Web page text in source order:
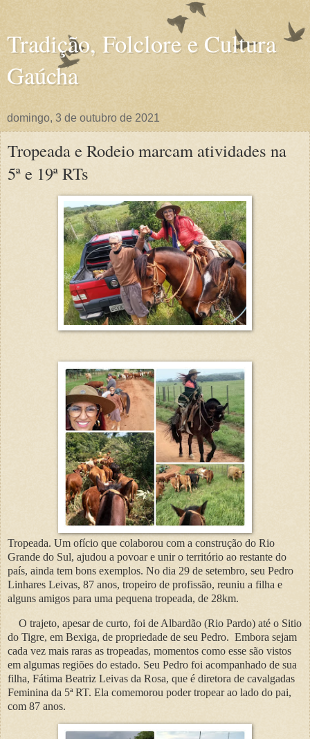
Tradição, Folclore e Cultura
Gaúcha
domingo, 3 de outubro de 2021
Tropeada e Rodeio marcam atividades na
5ª e 19ª RTs
Tropeada. Um ofício que colaborou com a construção do Rio
Grande do Sul, ajudou a povoar e unir o território ao restante do
país, ainda tem bons exemplos. No dia 29 de setembro, seu Pedro
Linhares Leivas, 87 anos, tropeiro de profissão, reuniu a filha e
alguns amigos para uma pequena tropeada, de 28km.
O trajeto, apesar de curto, foi de Albardão (Rio Pardo) até o Sitio
do Tigre, em Bexiga, de propriedade de seu Pedro. Embora sejam
cada vez mais raras as tropeadas, momentos como esse são vistos
em algumas regiões do estado. Seu Pedro foi acompanhado de sua
filha, Fátima Beatriz Leivas da Rosa, que é diretora de cavalgadas
Feminina da 5ª RT. Ela comemorou poder tropear ao lado do pai,
com 87 anos.